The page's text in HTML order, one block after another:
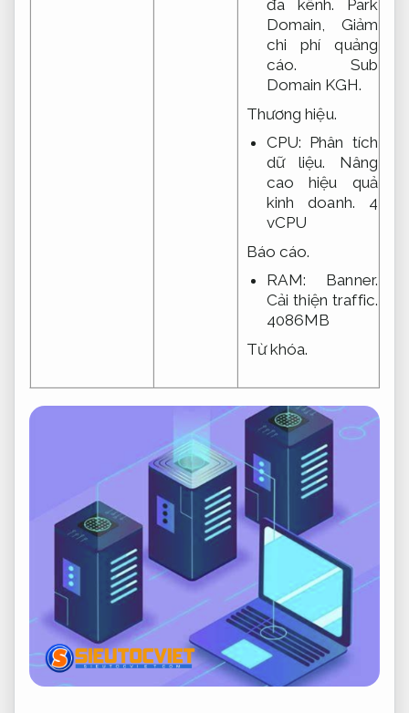
đa kênh. Park
Domain, Giảm
chi phí quảng
cáo. Sub
Domain KGH.
Thương hiệu.
CPU: Phân tích
dữ liệu.
Nâng
cao hiệu quả
kinh doanh. 4
vCPU
Báo cáo.
RAM: Banner.
Cải thiện traffic.
4086MB
Từ khóa.